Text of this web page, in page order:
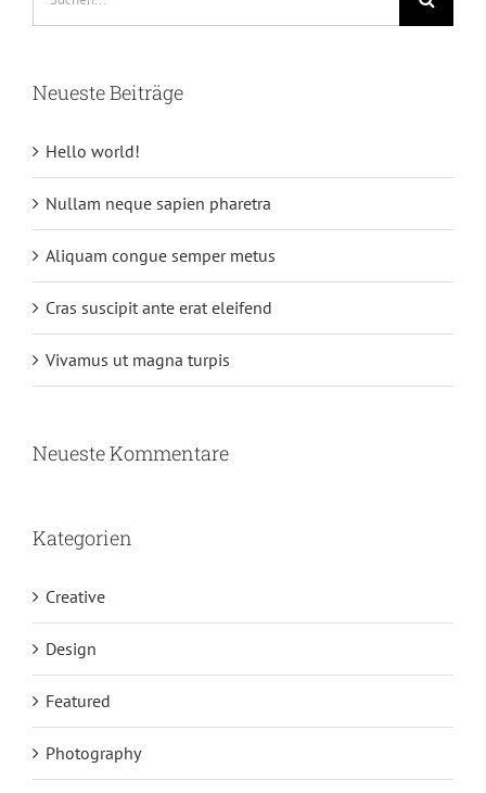
Neueste Beiträge
Hello world!
Nullam neque sapien pharetra
Aliquam congue semper metus
Cras suscipit ante erat eleifend
Vivamus ut magna turpis
Neueste Kommentare
Kategorien
Creative
Design
Featured
Photography